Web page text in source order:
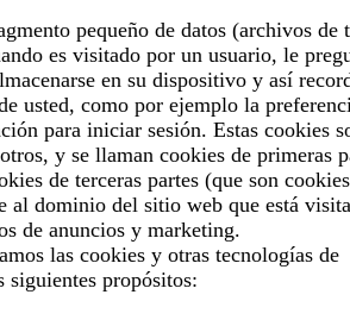
pequeño de datos (archivos de
es visitado por un usuario, le
en su dispositivo y así
usted, como por ejemplo la
para iniciar sesión. Estas cookies
y se llaman cookies de primeras
de terceras partes (que son
al dominio del sitio web que está
de anuncios y marketing.
las cookies y otras tecnologías de
siguientes propósitos: